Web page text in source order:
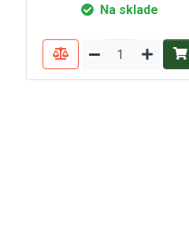
Na sklade